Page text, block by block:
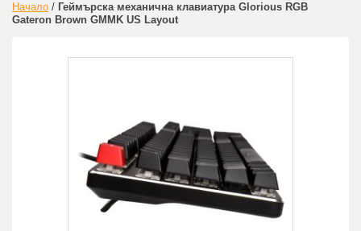
Начало / Геймърска механична клавиатура Glorious RGB
Gateron Brown GMMK US Layout